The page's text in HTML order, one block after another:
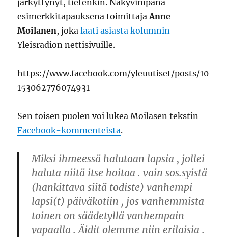
järkyttynyt, tietenkin. Näkyvimpänä
esimerkkitapauksena toimittajaAnne
Moilanen, jokalaati asiasta kolumnin
Yleisradion nettisivuille.
https://www.facebook.com/yleuutiset/posts/10
153062776074931
Sen toisen puolen voi lukea Moilasen tekstin
Facebook-kommenteista.
Miksi ihmeessä halutaan lapsia , jollei
haluta niitä itse hoitaa . vain sos.syistä
(hankittava siitä todiste) vanhempi
lapsi(t) päiväkotiin , jos vanhemmista
toinen on säädetyllä vanhempain
vapaalla . Äidit olemme niin erilaisia .